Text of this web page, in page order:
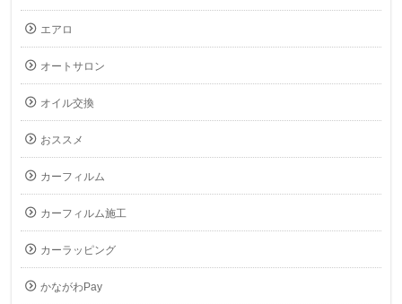
エアロ
オートサロン
オイル交換
おススメ
カーフィルム
カーフィルム施工
カーラッピング
かながわPay